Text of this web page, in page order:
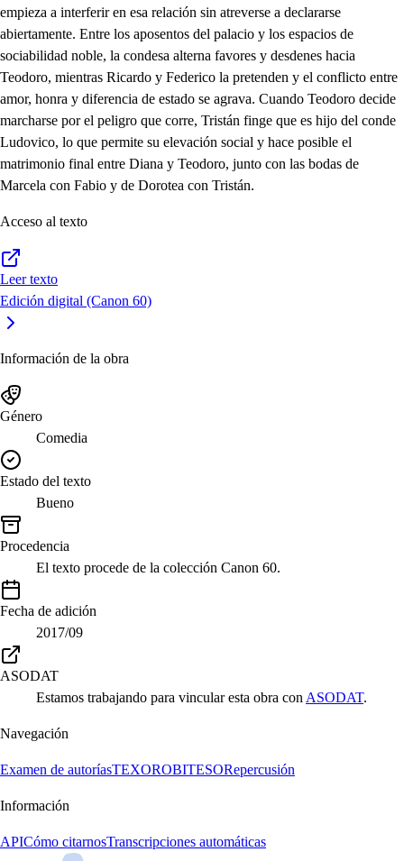
empieza a interferir en esa relación sin atreverse a declararse
abiertamente. Entre los aposentos del palacio y los espacios de
sociabilidad noble, la condesa alterna favores y desdenes hacia
Teodoro, mientras Ricardo y Federico la pretenden y el conflicto entre
amor, honra y diferencia de estado se agrava. Cuando Teodoro decide
marcharse por el peligro que corre, Tristán finge que es hijo del conde
Ludovico, lo que permite su elevación social y hace posible el
matrimonio final entre Diana y Teodoro, junto con las bodas de
Marcela con Fabio y de Dorotea con Tristán.
Acceso al texto
Leer texto
Edición digital (Canon 60)
Información de la obra
Género
Comedia
Estado del texto
Bueno
Procedencia
El texto procede de la colección Canon 60.
Fecha de adición
2017/09
ASODAT
Estamos trabajando para vincular esta obra con ASODAT.
Navegación
Examen de autoríasTEXOROBITESORepercusión
Información
APICómo citarnosTranscripciones automáticas